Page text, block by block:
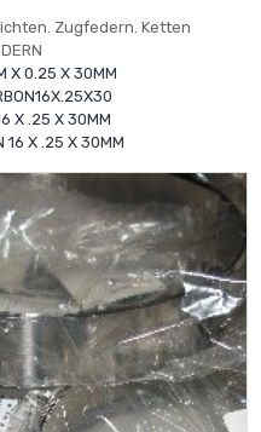
Zugfedern. Ketten
X 0.25 X 30MM
X .25 X 30MM
16 X .25 X 30MM